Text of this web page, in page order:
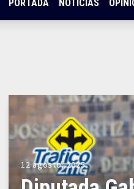
PORTADA NOTICIAS
12 agosto, 2025